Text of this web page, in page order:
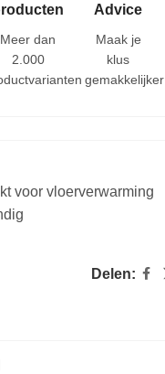
Meer dan
2.000
Advice
Maak je
klus
gemakkelijker
voor vloerverwarming
Delen: